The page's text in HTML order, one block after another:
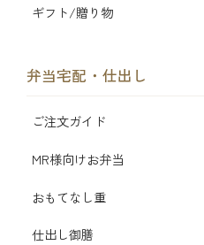
ギフト/贈り物
弁当宅配・仕出し
ご注文ガイド
MR様向けお弁当
おもてなし重
仕出し御膳